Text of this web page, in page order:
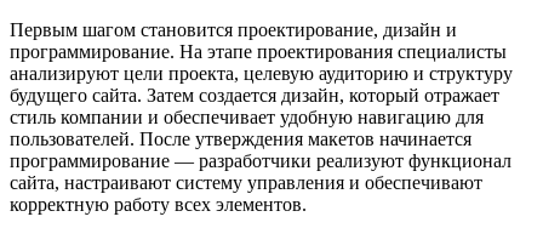
Первым шагом становится проектирование, дизайн и
программирование. На этапе проектирования специалисты
анализируют цели проекта, целевую аудиторию и структуру
будущего сайта. Затем создается дизайн, который отражает
стиль компании и обеспечивает удобную навигацию для
пользователей. После утверждения макетов начинается
программирование — разработчики реализуют функционал
сайта, настраивают систему управления и обеспечивают
корректную работу всех элементов.